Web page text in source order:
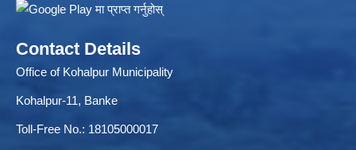
Contact Details
Office of Kohalpur Municipality
Kohalpur-11, Banke
Toll-Free No.: 18105000017